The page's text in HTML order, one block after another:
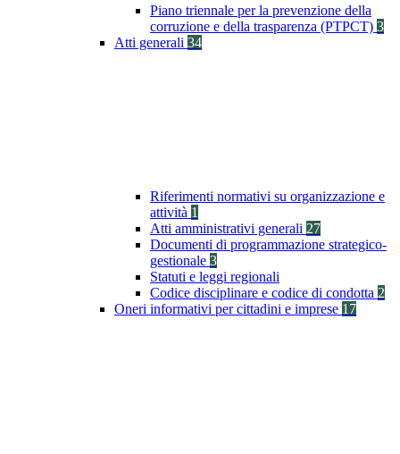
Piano triennale per la prevenzione della
corruzione e della trasparenza (PTPCT) 3
Atti generali 34
Riferimenti normativi su organizzazione e
attività 1
Atti amministrativi generali 27
Documenti di programmazione strategico-
gestionale 3
Statuti e leggi regionali
Codice disciplinare e codice di condotta 2
Oneri informativi per cittadini e imprese 17